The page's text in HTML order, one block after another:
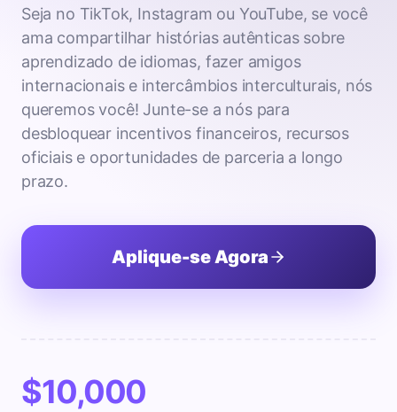
Seja no TikTok, Instagram ou YouTube, se você
ama compartilhar histórias autênticas sobre
aprendizado de idiomas, fazer amigos
internacionais e intercâmbios interculturais, nós
queremos você! Junte-se a nós para
desbloquear incentivos financeiros, recursos
oficiais e oportunidades de parceria a longo
prazo.
Aplique-se Agora
$10,000